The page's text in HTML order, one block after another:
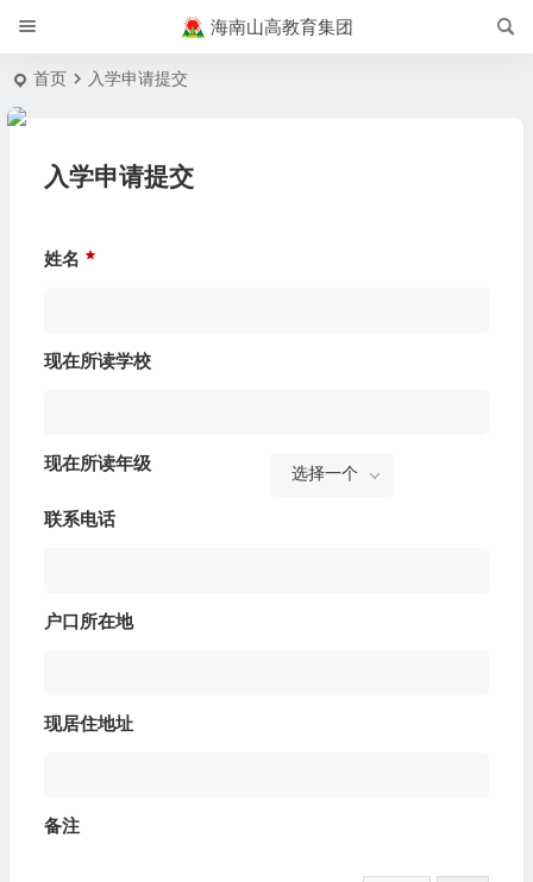
海南山高教育集团
首页 入学申请提交
入学申请提交
姓名
现在所读学校
现在所读年级 选择一个
联系电话
户口所在地
现居住地址
备注